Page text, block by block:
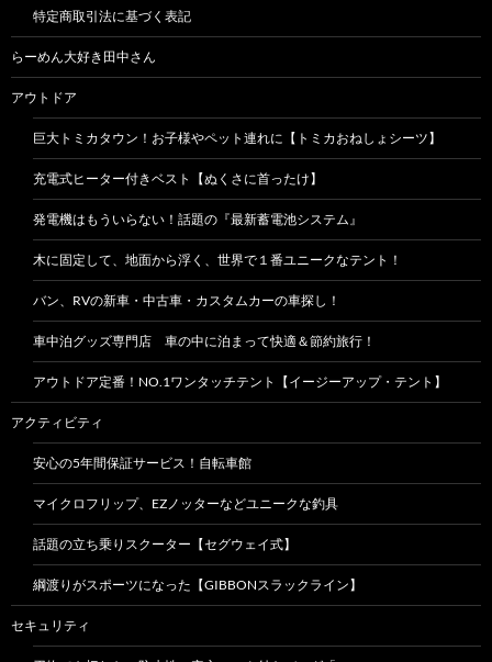
特定商取引法に基づく表記
らーめん大好き田中さん
アウトドア
巨大トミカタウン！お子様やペット連れに【トミカおねしょシーツ】
充電式ヒーター付きベスト【ぬくさに首ったけ】
発電機はもういらない！話題の『最新蓄電池システム』
木に固定して、地面から浮く、世界で１番ユニークなテント！
バン、RVの新車・中古車・カスタムカーの車探し！
車中泊グッズ専門店 車の中に泊まって快適＆節約旅行！
アウトドア定番！NO.1ワンタッチテント【イージーアップ・テント】
アクティビティ
安心の5年間保証サービス！自転車館
マイクロフリップ、EZノッターなどユニークな釣具
話題の立ち乗りスクーター【セグウェイ式】
綱渡りがスポーツになった【GIBBONスラックライン】
セキュリティ